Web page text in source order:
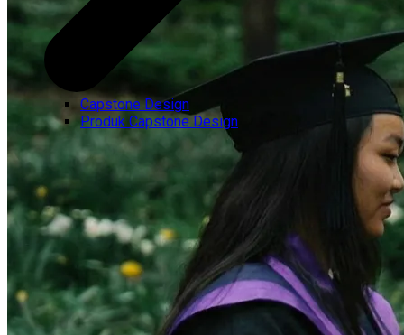
Capstone Design
Produk Capstone Design